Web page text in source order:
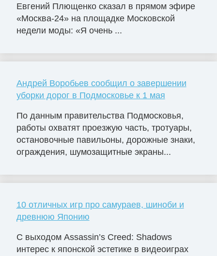
Евгений Плющенко сказал в прямом эфире
«Москва-24» на площадке Московской
недели моды: «Я очень ...
Андрей Воробьев сообщил о завершении
уборки дорог в Подмосковье к 1 мая
По данным правительства Подмосковья,
работы охватят проезжую часть, тротуары,
остановочные павильоны, дорожные знаки,
ограждения, шумозащитные экраны...
10 отличных игр про самураев, шиноби и
древнюю Японию
С выходом Assassin’s Creed: Shadows
интерес к японской эстетике в видеоиграх